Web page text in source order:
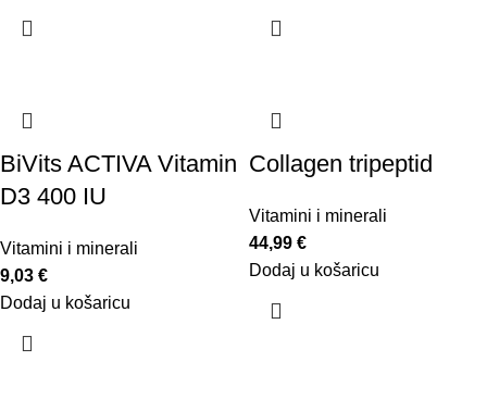
BiVits ACTIVA Vitamin
D3 400 IU
Vitamini i minerali
9,03 €
Dodaj u košaricu
Collagen tripeptid
Vitamini i minerali
44,99 €
Dodaj u košaricu